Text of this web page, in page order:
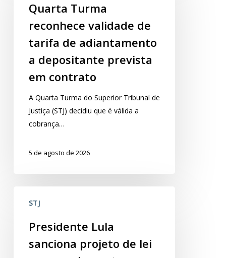
validade
tarifa
adiantamento
Quarta Turma
reconhece validade de
tarifa de adiantamento
a depositante prevista
em contrato
​A Quarta Turma do Superior Tribunal de
Justiça (STJ) decidiu que é válida a
cobrança…
5 de agosto de 2026
projeto
STJ
Presidente Lula
sanciona projeto de lei